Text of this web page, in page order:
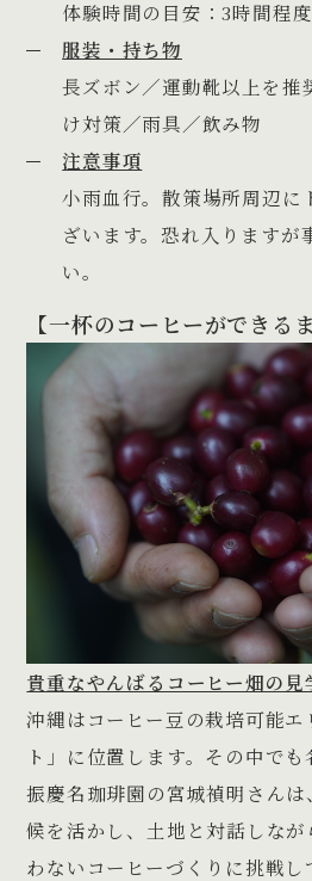
体験時間の目安：3時間程度
服装・持ち物
長ズボン／運動靴以上を推
け対策／雨具／飲み物
注意事項
小雨血行。散策場所周辺に
ざいます。恐れ入りますが
い。
【一杯のコーヒーができるま
貴重なやんばるコーヒー畑の見
沖縄はコーヒー豆の栽培可能エ
ト」に位置します。その中で
振慶名珈琲園の宮城禎明さん
候を活かし、土地と対話しな
わないコーヒーづくりに挑戦